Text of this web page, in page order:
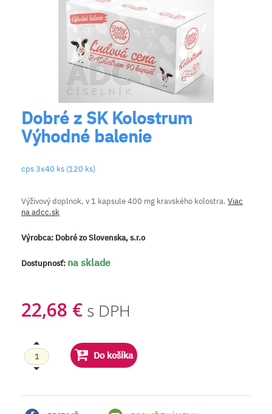
Dobré z SK Kolostrum
Výhodné balenie
cps 3x40 ks (120 ks)
Výživový doplnok, v 1 kapsule 400 mg kravského kolostra. Viac
na adcc.sk
Výrobca: Dobré zo Slovenska, s.r.o
Dostupnosť: na sklade
22,68 € s DPH
Do košíka